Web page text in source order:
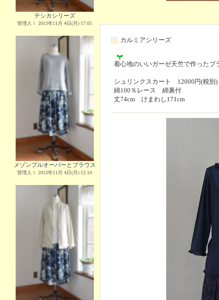
テシカシリーズ
管理人Ｉ 2013年11月 4日(月) 17:05
メゾンプルオーバーとブラウス
管理人Ｉ 2013年11月 4日(月) 12:14
カルミアシリーズ
着心地のいいガーゼ天竺で作ったブ
シュリンクスカート 12000円(税別)
綿100％レース 綿裏付
丈74cm けまわし171cm